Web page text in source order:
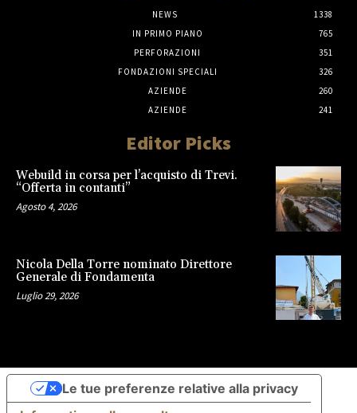
NEWS
1338
IN PRIMO PIANO
765
PERFORAZIONI
351
FONDAZIONI SPECIALI
326
AZIENDE
260
AZIENDE
241
Editor Picks
Webuild in corsa per l’acquisto di Trevi.
“Offerta in contanti”
Agosto 4, 2026
Nicola Della Torre nominato Direttore
Generale di Fondamenta
Luglio 29, 2026
Le tue preferenze relative alla privacy